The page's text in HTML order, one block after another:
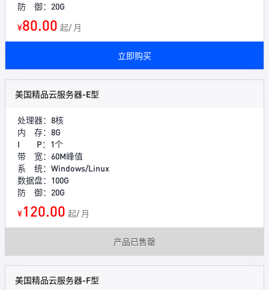
防 御：20G
¥80.00 起/ 月
立即购买
美国精品云服务器-E型
处理器：8核
内 存：8G
I P：1个
带 宽：60M峰值
系 统：Windows/Linux
数据盘：100G
防 御：20G
¥120.00 起/ 月
产品已售罄
美国精品云服务器-F型